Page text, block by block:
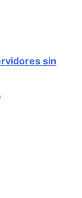
sin